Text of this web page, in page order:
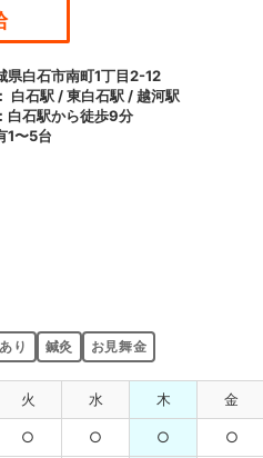
県白石市南町1丁目2-12
白石駅 / 東白石駅 / 越河駅
白石駅から徒歩9分
1〜5台
り 鍼灸 お見舞金
火 水 木 金
○ ○ ○ ○